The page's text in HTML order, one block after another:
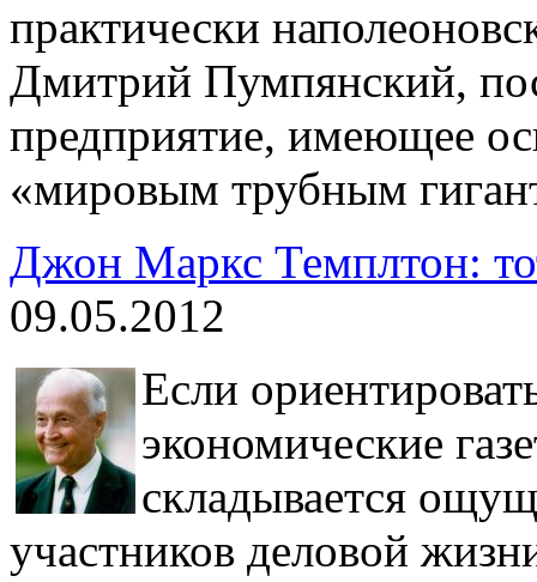
практически
Дмитрий Пумпянский,
предприятие, имеющее
«мировым трубным
Джон Маркс Темплтон:
09.05.2012
Если
экономические
складывается
участников деловой